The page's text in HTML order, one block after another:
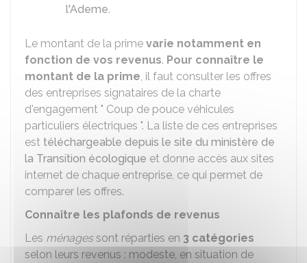
l'Ademe.
Le montant de la prime varie notamment en
fonction de vos revenus. Pour connaître le
montant de la prime, il faut consulter les offres
des entreprises signataires de la charte
d'engagement " Coup de pouce véhicules
particuliers électriques ". La liste de ces entreprises
est téléchargeable depuis le site du ministère de
la Transition écologique et donne accès aux sites
internet de chaque entreprise, ce qui permet de
comparer les offres.
Connaître les plafonds de revenus
Les ménagessont réparties en 3 catégories
selon leurs revenus : modeste, en situation de